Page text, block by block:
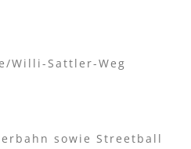
Willi-Sattler-Weg
sowie Streetball